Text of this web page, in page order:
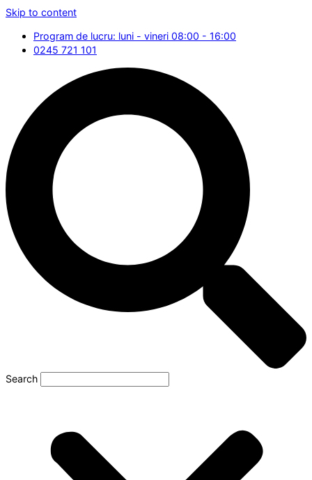
Skip to content
Program de lucru: luni - vineri 08:00 - 16:00
0245 721 101
Search